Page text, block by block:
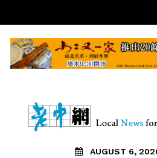
AUGUST 6,